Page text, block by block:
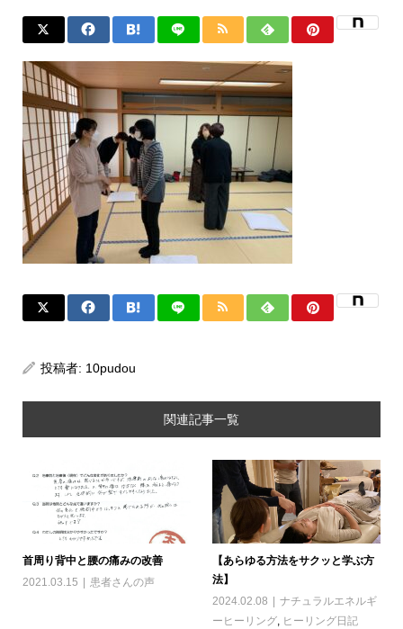
投稿者: 10pudou
関連記事一覧
首周り背中と腰の痛みの改善
2021.03.15
患者さんの声
【あらゆる方法をサクッと学ぶ方
法】
2024.02.08
ナチュラルエネルギ
ーヒーリング, ヒーリング日記